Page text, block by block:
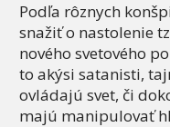
Podľa rôznych
snažiť o nastolenie
nového svetového
to akýsi satanisti,
ovládajú svet, či
majú manipulovať